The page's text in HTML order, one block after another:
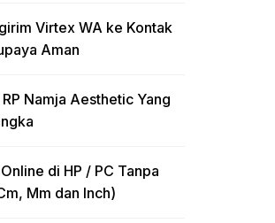
Virtex WA ke Kontak
Aman
Namja Aesthetic Yang
di HP / PC Tanpa
Mm dan Inch)